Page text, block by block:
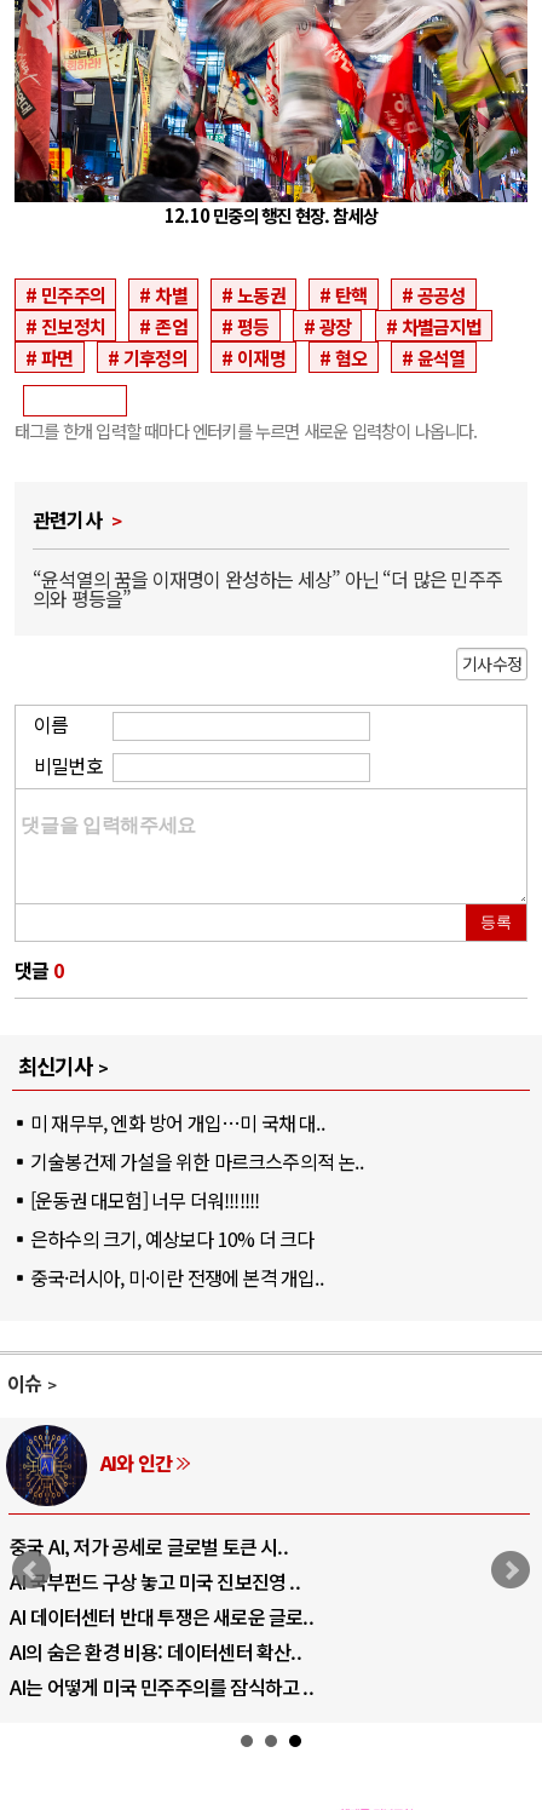
12.10 민중의 행진 현장. 참세상
민주주의 차별 노동권 탄핵
공공성
진보정치
존엄 평등 광장
차별금지법
파면
기후정의 이재명 혐오 윤석열
태그를 한개 입력할 때마다 엔터키를 누르면 새로운 입력창이 나옵니다.
관련기사
“윤석열의 꿈을 이재명이 완성하는 세상” 아닌 “더 많은 민주주
의와 평등을”
기사수정
이름
비밀번호
등록
댓글 0
최신기사
미 재무부, 엔화 방어 개입…미 국채 대..
기술봉건제 가설을 위한 마르크스주의적 논..
[운동권 대모험] 너무 더워!!!!!!!
은하수의 크기, 예상보다 10% 더 크다
중국·러시아, 미·이란 전쟁에 본격 개입..
이슈
AI와 인간
중국 AI, 저가 공세로 글로벌 토큰 시..
AI 국부펀드 구상 놓고 미국 진보진영 ..
AI 데이터센터 반대 투쟁은 새로운 글로..
AI의 숨은 환경 비용: 데이터센터 확산..
AI는 어떻게 미국 민주주의를 잠식하고 ..